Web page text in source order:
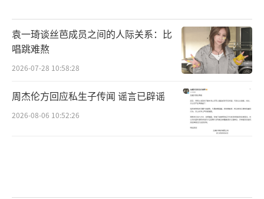
袁一琦谈丝芭成员之间的人际关系：比
唱跳难熬
2026-07-28 10:58:28
周杰伦方回应私生子传闻 谣言已辟谣
2026-08-06 10:52:26